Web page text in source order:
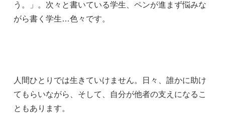
う。」。次々と書いている学生、ペンが進まず悩みな
がら書く学生…色々です。
人間ひとりでは生きていけません。日々、誰かに助け
てもらいながら、そして、自分が他者の支えになるこ
ともあります。